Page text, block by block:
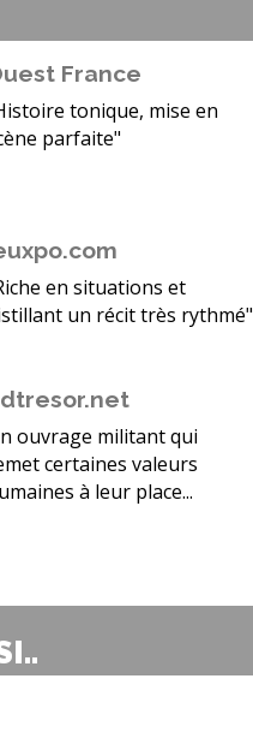
France
tonique, mise en
parfaite"
en situations et
un récit très rythmé"
ouvrage militant qui
certaines valeurs
à leur place...